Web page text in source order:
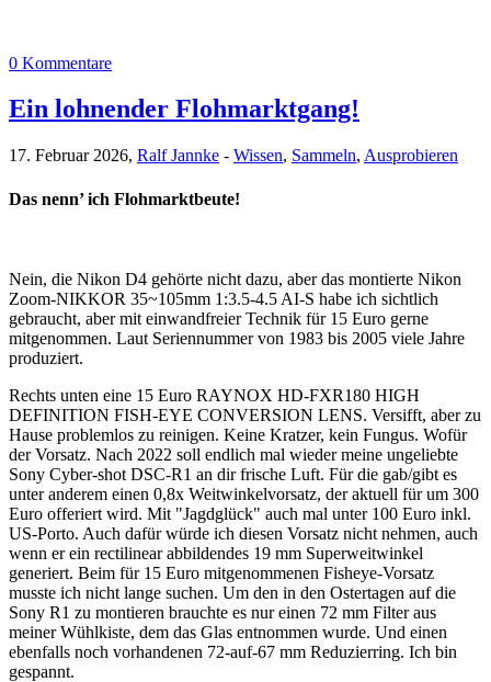
0 Kommentare
Ein lohnender Flohmarktgang!
17. Februar 2026, Ralf Jannke - Wissen, Sammeln, Ausprobieren
Das nenn’ ich Flohmarktbeute!
Nein, die Nikon D4 gehörte nicht dazu, aber das montierte Nikon
Zoom-NIKKOR 35~105mm 1:3.5-4.5 AI-S habe ich sichtlich
gebraucht, aber mit einwandfreier Technik für 15 Euro gerne
mitgenommen. Laut Seriennummer von 1983 bis 2005 viele Jahre
produziert.
Rechts unten eine 15 Euro RAYNOX HD-FXR180 HIGH
DEFINITION FISH-EYE CONVERSION LENS. Versifft, aber zu
Hause problemlos zu reinigen. Keine Kratzer, kein Fungus. Wofür
der Vorsatz. Nach 2022 soll endlich mal wieder meine ungeliebte
Sony Cyber-shot DSC-R1 an dir frische Luft. Für die gab/gibt es
unter anderem einen 0,8x Weitwinkelvorsatz, der aktuell für um 300
Euro offeriert wird. Mit "Jagdglück" auch mal unter 100 Euro inkl.
US-Porto. Auch dafür würde ich diesen Vorsatz nicht nehmen, auch
wenn er ein rectilinear abbildendes 19 mm Superweitwinkel
generiert. Beim für 15 Euro mitgenommenen Fisheye-Vorsatz
musste ich nicht lange suchen. Um den in den Ostertagen auf die
Sony R1 zu montieren brauchte es nur einen 72 mm Filter aus
meiner Wühlkiste, dem das Glas entnommen wurde. Und einen
ebenfalls noch vorhandenen 72-auf-67 mm Reduzierring. Ich bin
gespannt.